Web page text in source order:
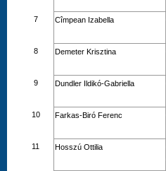
7 Cîmpean Izabella
8 Demeter Krisztina
9 Dundler Ildikó-Gabriella
10 Farkas-Biró Ferenc
11 Hosszú Ottilia